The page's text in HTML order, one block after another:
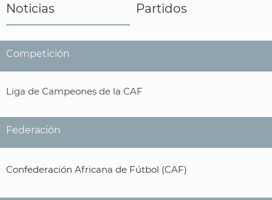
Noticias Partidos
Competición
Liga de Campeones de la CAF
Federación
Confederación Africana de Fútbol (CAF)